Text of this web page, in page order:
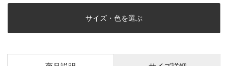
サイズ・色を選ぶ